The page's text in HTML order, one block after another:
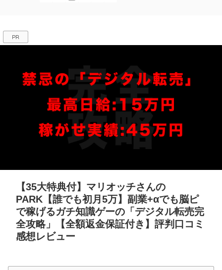
PR
【35大特典付】マリオッチさんの
PARK【誰でも初月5万】副業+αでも脳ピ
で稼げるガチ知識ゲーの「デジタル転売完
全攻略」【全額返金保証付き】評判口コミ
感想レビュー